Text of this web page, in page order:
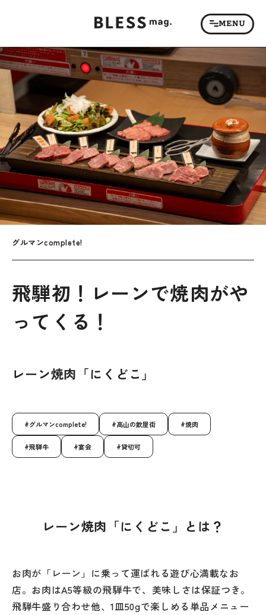
グルマンcomplete!
飛騨初！レーンで焼肉がや
ってくる！
レーン焼肉「にくどこ」
グルマンcomplete! 高山の飲屋街 焼肉
飛騨牛 宴会 貸切可
レーン焼肉「にくどこ」とは？
お肉が「レーン」に乗って運ばれる遊び心満載なお
店。お肉はA5等級の飛騨牛で、美味しさは保証つき。
飛騨牛盛り合わせ他、1皿50gで楽しめる単品メニュー